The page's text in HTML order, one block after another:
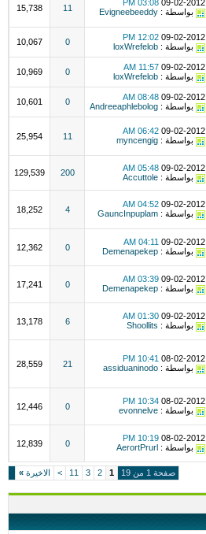
09-02-2012
03:08 PM
بواسطة : Evigneebeeddy
11
15,738
09-02-2012
12:02 PM
بواسطة : loxWrefelob
0
10,067
09-02-2012
11:57 AM
بواسطة : loxWrefelob
0
10,969
09-02-2012
08:48 AM
بواسطة : Andreeaphlebolog
0
10,601
09-02-2012
06:42 AM
بواسطة : myncengig
11
25,954
09-02-2012
05:48 AM
بواسطة : Accuttole
200
129,539
09-02-2012
04:52 AM
بواسطة : GauncInpuplam
4
18,252
09-02-2012
04:11 AM
بواسطة : Demenapekep
0
12,362
09-02-2012
03:39 AM
بواسطة : Demenapekep
0
17,241
09-02-2012
01:30 AM
بواسطة : Shoollits
6
13,178
08-02-2012
10:41 PM
بواسطة : assiduaninodo
21
28,559
08-02-2012
10:34 PM
بواسطة : evonnelve
0
12,446
08-02-2012
10:19 PM
بواسطة : AerortPrurl
0
12,839
صفحة 1 من 19 1
2
3
11
> الاخيرة »